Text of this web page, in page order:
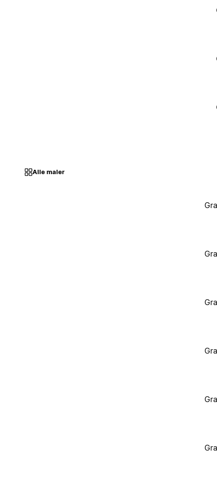
Alle maler